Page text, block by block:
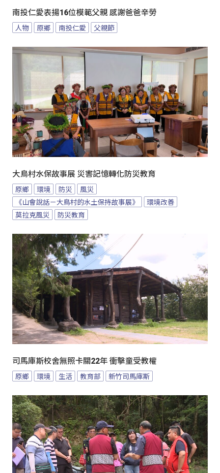
南投仁愛表揚16位模範父親 感謝爸爸辛勞
人物 原鄉 南投仁愛 父親節
大鳥村水保故事展 災害記憶轉化防災教育
原鄉 環境 防災
風災
《山會說話－大鳥村的水土保持故事展》
環境改善
莫拉克風災
防災教育
司馬庫斯校舍無照卡關22年 衝擊童受教權
原鄉 環境 生活 教育部 新竹司馬庫斯